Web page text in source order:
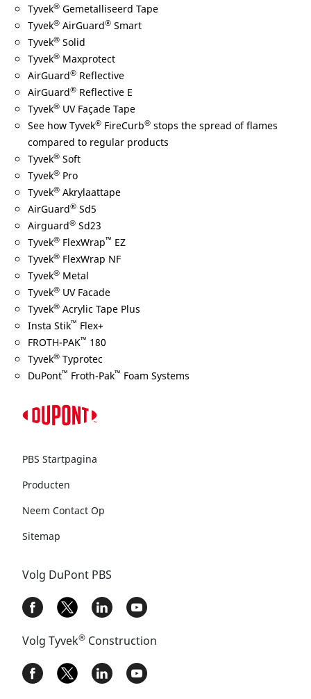
Tyvek® Gemetalliseerd Tape
Tyvek® AirGuard® Smart
Tyvek® Solid
Tyvek® Maxprotect
AirGuard® Reflective
AirGuard® Reflective E
Tyvek® UV Façade Tape
See how Tyvek® FireCurb® stops the spread of flames
compared to regular products
Tyvek® Soft
Tyvek® Pro
Tyvek® Akrylaattape
AirGuard® Sd5
Airguard® Sd23
Tyvek® FlexWrap™ EZ
Tyvek® FlexWrap NF
Tyvek® Metal
Tyvek® UV Facade
Tyvek® Acrylic Tape Plus
Insta Stik™ Flex+
FROTH-PAK™ 180
Tyvek® Typrotec
DuPont™ Froth-Pak™ Foam Systems
PBS Startpagina
Producten
Neem Contact Op
Sitemap
Volg DuPont PBS
Volg Tyvek®Construction